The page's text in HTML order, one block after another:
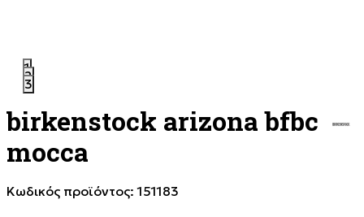
1
2
3
birkenstock arizona bfbc
mocca
Κωδικός προϊόντος:151183